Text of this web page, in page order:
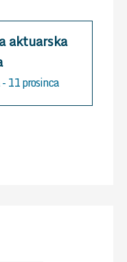
aktuarska
11 prosinca